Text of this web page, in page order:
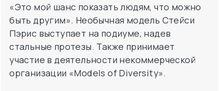
«Это мой шанс показать людям, что можно
быть другим». Необычная модель Стейси
Пэрис выступает на подиуме, надев
стальные протезы. Также принимает
участие в деятельности некоммерческой
организации «Models of Diversity».